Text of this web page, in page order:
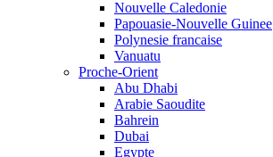
Nouvelle Caledonie
Papouasie-Nouvelle Guinee
Polynesie francaise
Vanuatu
Proche-Orient
Abu Dhabi
Arabie Saoudite
Bahrein
Dubai
Egypte